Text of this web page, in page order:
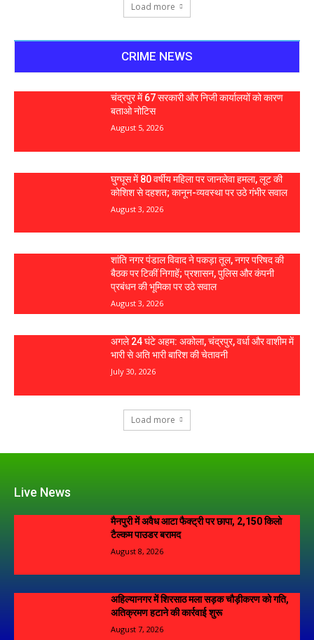
Load more
CRIME NEWS
चंद्रपुर में 67 सरकारी और निजी कार्यालयों को कारण
बताओ नोटिस
August 5, 2026
घुग्घूस में 80 वर्षीय महिला पर जानलेवा हमला, लूट की
कोशिश से दहशत; कानून-व्यवस्था पर उठे गंभीर सवाल
August 3, 2026
शांति नगर पंडाल विवाद ने पकड़ा तूल, नगर परिषद की
बैठक पर टिकीं निगाहें; प्रशासन, पुलिस और कंपनी
प्रबंधन की भूमिका पर उठे सवाल
August 3, 2026
अगले 24 घंटे अहम: अकोला, चंद्रपुर, वर्धा और वाशीम में
भारी से अति भारी बारिश की चेतावनी
July 30, 2026
Load more
Live News
मैनपुरी में अवैध आटा फैक्ट्री पर छापा, 2,150 किलो
टैल्कम पाउडर बरामद
August 8, 2026
अहिल्यानगर में शिरसाठ मला सड़क चौड़ीकरण को गति,
अतिक्रमण हटाने की कार्रवाई शुरू
August 7, 2026